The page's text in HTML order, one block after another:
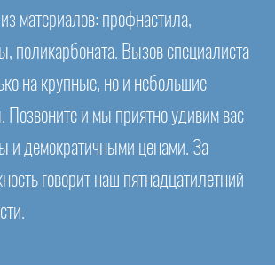
материалов: профнастила,
поликарбоната. Вызов специалиста
на крупные, но и небольшие
Позвоните и мы приятно удивим вас
и демократичными ценами. За
говорит наш пятнадцатилетний